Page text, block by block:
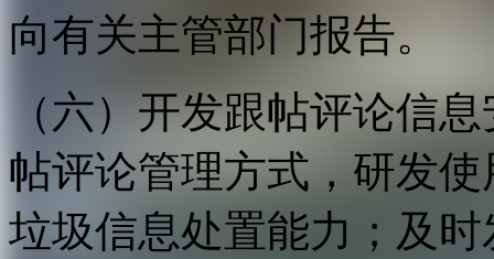
向有关主管部门报告。
（六）开发跟帖评论信
帖评论管理方式，研发
垃圾信息处置能力；及